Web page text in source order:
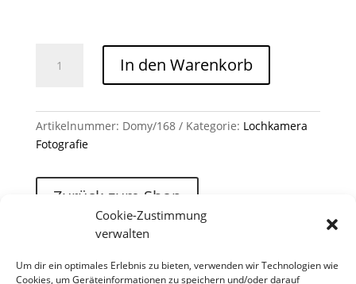
Cookie-Zustimmung
verwalten
Um dir ein optimales Erlebnis zu bieten, verwenden wir Technologien wie
Cookies, um Geräteinformationen zu speichern und/oder darauf
In den Warenkorb
Artikelnummer: Domy/168 Kategorie: Lochkamera
Fotografie
Zurück zum Shop